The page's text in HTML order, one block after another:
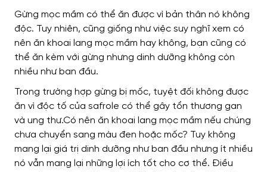
Gừng mọc mầm có thể ăn được vì bản thân nó không
độc. Tuy nhiên, cũng giống như việc suy nghĩ xem có
nên ăn khoai lang mọc mầm hay không, bạn cũng có
thể ăn kèm với gừng nhưng dinh dưỡng không còn
nhiều như ban đầu.
Trong trường hợp gừng bị mốc, tuyệt đối không được
ăn vì độc tố của safrole có thể gây tổn thương gan
và ung thư.Có nên ăn khoai lang mọc mầm nếu chúng
chưa chuyển sang màu đen hoặc mốc? Tuy không
mang lại giá trị dinh dưỡng như ban đầu nhưng ít nhiều
nó vẫn mang lại những lợi ích tốt cho cơ thể. Điều